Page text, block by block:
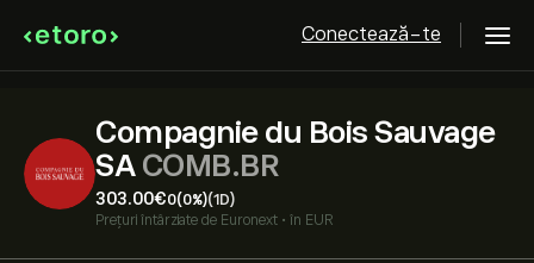
Conectează-te
Compagnie du Bois Sauvage
SA COMB.BR
303.00‎€‎0(0%)(1D)
Prețuri întârziate de Euronext • în EUR